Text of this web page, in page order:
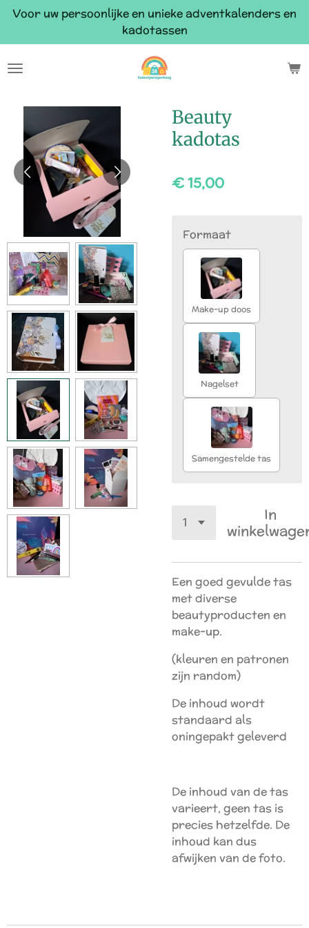
Ga
naar
de
Voor uw persoonlijke en unieke adventkalenders en
kadotassen
Beauty
kadotas
€ 15,00
Formaat
Make-up doos
Nagelset
Samengestelde tas
In
Een goed gevulde tas
met diverse
beautyproducten en
make-up.
(kleuren en patronen
zijn random)
De inhoud wordt
standaard als
oningepakt geleverd
De inhoud van de tas
varieert, geen tas is
precies hetzelfde. De
inhoud kan dus
afwijken van de foto.